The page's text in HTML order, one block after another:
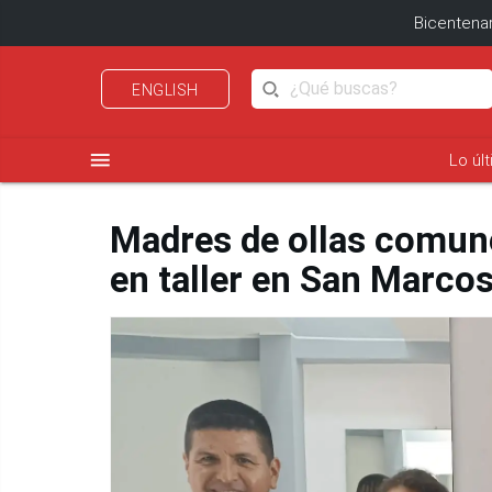
ENGLISH
menu Lo
Madres de ollas
en taller en San Marcos